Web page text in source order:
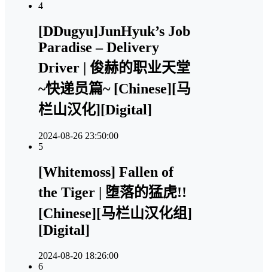
4
[DDugyu]JunHyuk’s Job
Paradise – Delivery
Driver | 俊赫的职业天堂
~快递员篇~ [Chinese][马
栏山汉化][Digital]
2024-08-26 23:50:00
5
[Whitemoss] Fallen of
the Tiger | 堕落的猛虎!!
[Chinese][马栏山汉化组]
[Digital]
2024-08-20 18:26:00
6